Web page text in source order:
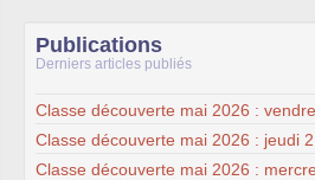
Publications
Derniers articles publiés
Classe découverte mai 2026 :
Classe découverte mai 2026 : jeudi
Classe découverte mai 2026 :